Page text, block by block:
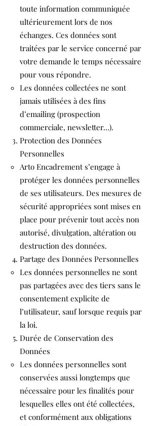
toute information communiquée
ultérieurement lors de nos
échanges. Ces données sont
traitées par le service concerné par
votre demande le temps nécessaire
pour vous répondre.
Les données collectées ne sont
jamais utilisées à des fins
d’emailing (prospection
commerciale, newsletter…).
Protection des Données
Personnelles
Arto Encadrement s’engage à
protéger les données personnelles
de ses utilisateurs. Des mesures de
sécurité appropriées sont mises en
place pour prévenir tout accès non
autorisé, divulgation, altération ou
destruction des données.
Partage des Données Personnelles
Les données personnelles ne sont
pas partagées avec des tiers sans le
consentement explicite de
l’utilisateur, sauf lorsque requis par
la loi.
Durée de Conservation des
Données
Les données personnelles sont
conservées aussi longtemps que
nécessaire pour les finalités pour
lesquelles elles ont été collectées,
et conformément aux obligations